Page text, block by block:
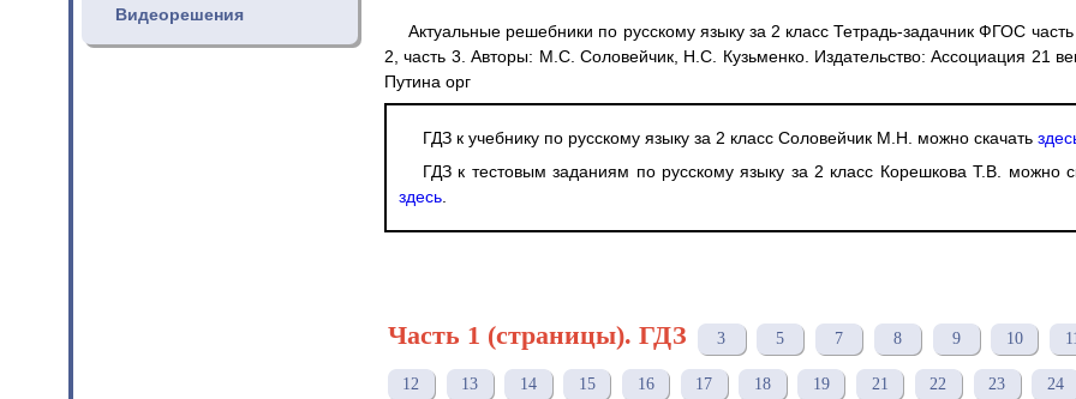
Видеорешения
Актуальные решебники по русскому языку за 2 класс Тетрадь-задачник ФГОС часть
2, часть 3. Авторы: М.С. Соловейчик, Н.С. Кузьменко. Издательство: Ассоциация 21
Путина орг
ГДЗ к учебнику по русскому языку за 2 класс Соловейчик М.Н. можно скачать
ГДЗ к тестовым заданиям по русскому языку за 2 класс Корешкова Т.В. можно
здесь
Часть 1 (страницы). ГДЗ 3 5 7 8 9 10
12 13 14 15 16 17 18 19 21 22 23 24